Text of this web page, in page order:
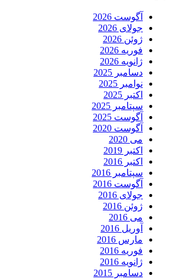
آگوست 2026
جولای 2026
ژوئن 2026
فوریه 2026
ژانویه 2026
دسامبر 2025
نوامبر 2025
اکتبر 2025
سپتامبر 2025
آگوست 2025
آگوست 2020
می 2020
اکتبر 2019
اکتبر 2016
سپتامبر 2016
آگوست 2016
جولای 2016
ژوئن 2016
می 2016
آوریل 2016
مارس 2016
فوریه 2016
ژانویه 2016
دسامبر 2015